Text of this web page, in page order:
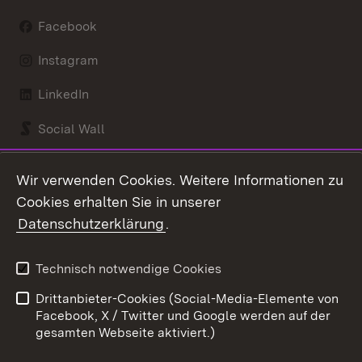
Facebook
Instagram
LinkedIn
Social Wall
Kontakt
Barrierefreiheit
Impressum
Cookies
Wir verwenden Cookies. Weitere Informationen zu
Cookies erhalten Sie in unserer
Datenschutzerklärung.
Technisch notwendige Cookies
Drittanbieter-Cookies (Social-Media-Elemente von
Facebook, X / Twitter und Google werden auf der
gesamten Webseite aktiviert.)